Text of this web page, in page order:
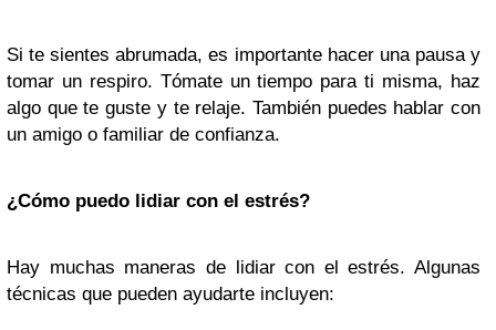
Si te sientes abrumada, es importante hacer una pausa y
tomar un respiro. Tómate un tiempo para ti misma, haz
algo que te guste y te relaje. También puedes hablar con
un amigo o familiar de confianza.
¿Cómo puedo lidiar con el estrés?
Hay muchas maneras de lidiar con el estrés. Algunas
técnicas que pueden ayudarte incluyen: